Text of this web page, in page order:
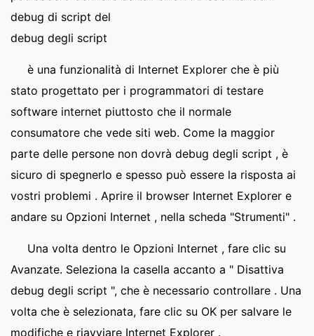
debug di script del
debug degli script
è una funzionalità di Internet Explorer che è più
stato progettato per i programmatori di testare
software internet piuttosto che il normale
consumatore che vede siti web. Come la maggior
parte delle persone non dovrà debug degli script , è
sicuro di spegnerlo e spesso può essere la risposta ai
vostri problemi . Aprire il browser Internet Explorer e
andare su Opzioni Internet , nella scheda "Strumenti" .
Una volta dentro le Opzioni Internet , fare clic su
Avanzate. Seleziona la casella accanto a " Disattiva
debug degli script ", che è necessario controllare . Una
volta che è selezionata, fare clic su OK per salvare le
modifiche e riavviare Internet Explorer .